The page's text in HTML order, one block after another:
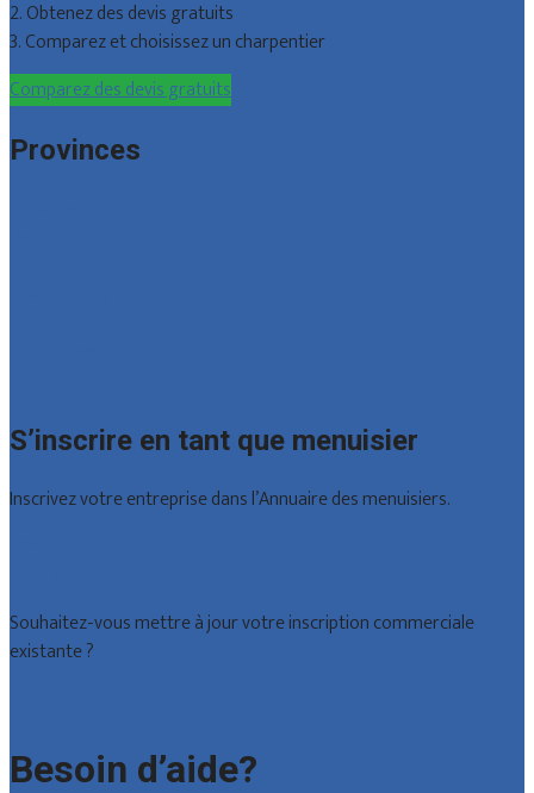
2. Obtenez des devis gratuits
3. Comparez et choisissez un charpentier
Comparez des devis gratuits
Provinces
S’inscrire en tant que menuisier
Inscrivez votre entreprise dans l’Annuaire des menuisiers.
Souhaitez-vous mettre à jour votre inscription commerciale
existante ?
Besoin d’aide?